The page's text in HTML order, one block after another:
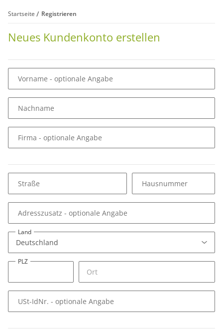
Startseite Registrieren
Neues Kundenkonto erstellen
Vorname - optionale Angabe
Nachname
Firma - optionale Angabe
Straße Hausnummer
Adresszusatz - optionale Angabe
Land
PLZ
USt-IdNr. - optionale Angabe